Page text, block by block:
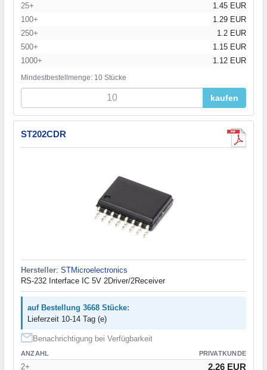
25+
1.45 EUR
100+
1.29 EUR
250+
1.2 EUR
500+
1.15 EUR
1000+
1.12 EUR
Mindestbestellmenge: 10 Stücke
kaufen
ST202CDR
Hersteller: STMicroelectronics
RS-232 Interface IC 5V 2Driver/2Receiver
auf Bestellung 3668 Stücke:
Lieferzeit 10-14 Tag (e)
Benachrichtigung bei Verfügbarkeit
ANZAHL PRIVATKUNDE
2+ 2.26 EUR